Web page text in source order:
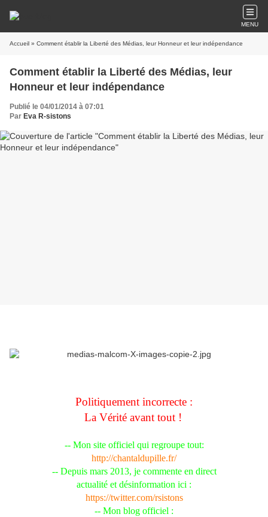
MENU
Accueil » Comment établir la Liberté des Médias, leur Honneur et leur indépendance
Comment établir la Liberté des Médias, leur
Honneur et leur indépendance
Publié le 04/01/2014 à 07:01
Par Eva R-sistons
Politiquement incorrecte :
La Vérité avant tout !
-- Mon site officiel qui regroupe tout:
http://chantaldupille.fr/
-- Depuis mars 2013, je commente en direct
actualité et désinformation ici :
https://twitter.com/rsistons
-- Mon blog officiel :